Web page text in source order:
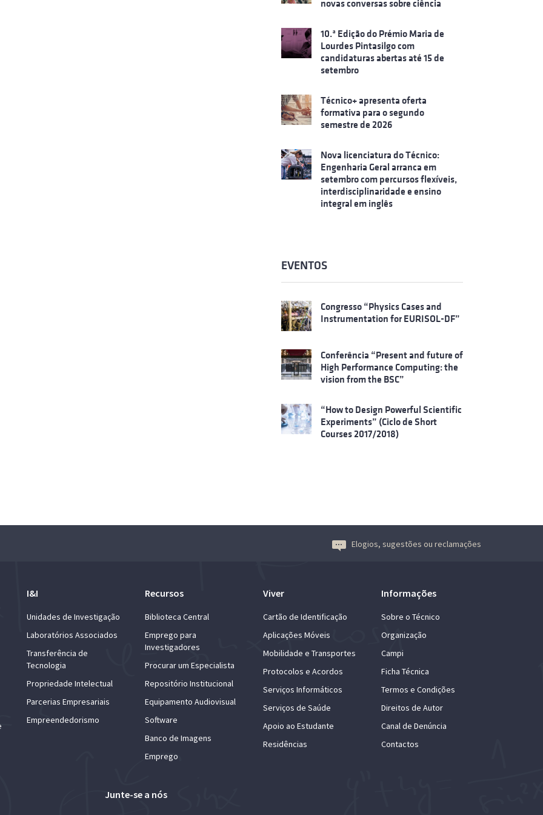
novas conversas sobre ciência
10.ª Edição do Prémio Maria de
Lourdes Pintasilgo com
candidaturas abertas até 15 de
setembro
Técnico+ apresenta oferta
formativa para o segundo
semestre de 2026
Nova licenciatura do Técnico:
Engenharia Geral arranca em
setembro com percursos flexíveis,
interdisciplinaridade e ensino
integral em inglês
EVENTOS
Congresso “Physics Cases and
Instrumentation for EURISOL-DF”
Conferência “Present and future of
High Performance Computing: the
vision from the BSC”
“How to Design Powerful Scientific
Experiments” (Ciclo de Short
Courses 2017/2018)
Elogios, sugestões ou reclamações
I&I
Unidades de Investigação
Laboratórios Associados
Transferência de
Tecnologia
Propriedade Intelectual
Parcerias Empresariais
Empreendedorismo
Recursos
Biblioteca Central
Emprego para
Investigadores
Procurar um Especialista
Repositório Institucional
Equipamento Audiovisual
Software
Banco de Imagens
Emprego
Viver
Cartão de Identificação
Aplicações Móveis
Mobilidade e Transportes
Protocolos e Acordos
Serviços Informáticos
Serviços de Saúde
Apoio ao Estudante
Residências
Informações
Sobre o Técnico
Organização
Campi
Ficha Técnica
Termos e Condições
Direitos de Autor
Canal de Denúncia
Contactos
Junte-se a nós